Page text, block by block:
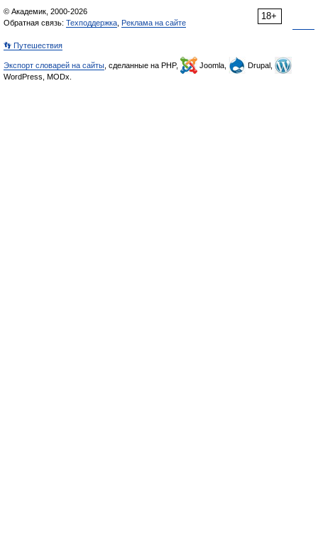
18+
© Академик, 2000-2026
Обратная связь: Техподдержка Реклама на сайте
👣 Путешествия
Экспорт словарей на сайты , сделанные на PHP, Joomla,
Drupal,
WordPress, MODx.